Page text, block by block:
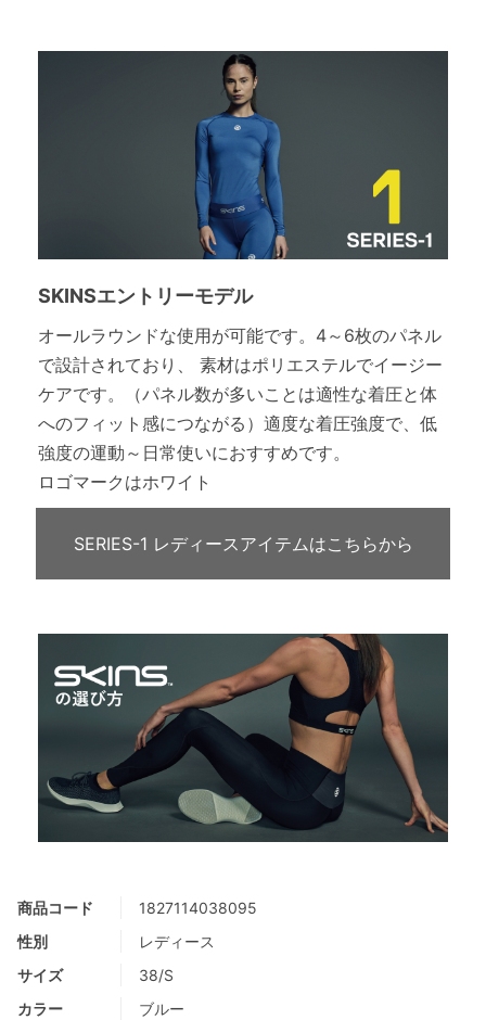
商品コード
1827114038095
性別
レディース
サイズ
38/S
カラー
ブルー
SKINSエントリーモデル
オールラウンドな使用が可能です。4～6枚のパネル
で設計されており、 素材はポリエステルでイージー
ケアです。（パネル数が多いことは適性な着圧と体
へのフィット感につながる）適度な着圧強度で、低
強度の運動～日常使いにおすすめです。
ロゴマークはホワイト
SERIES-1 レディースアイテムはこちらから